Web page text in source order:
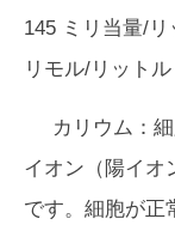
145 ミリ当量/リ
リモル/リット
カリウム：
イオン（陽イオ
です。細胞が正